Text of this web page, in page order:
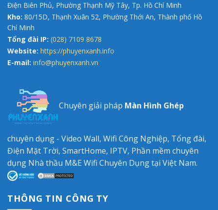
Điện Biên Phủ, Phường Thạnh Mỹ Tây, Tp. Hồ Chí Minh
Kho: 80/15D, Thạnh Xuân 52, Phường Thới An, Thành phố Hồ
Chí Minh
Tổng đài IP: (028) 7109 8678
Website: https://phuyenxanh.info
E-mail: info@phuyenxanh.vn
Chuyên giải pháp Màn Hình Ghép
chuyên dụng - Video Wall, Wifi Công Nghiệp, Tổng đài,
Điện Mặt Trời, SmartHome, IPTV, Phần mềm chuyên
dụng Nhà thầu M&E Wifi Chuyên Dụng tại Việt Nam.
THÔNG TIN CÔNG TY